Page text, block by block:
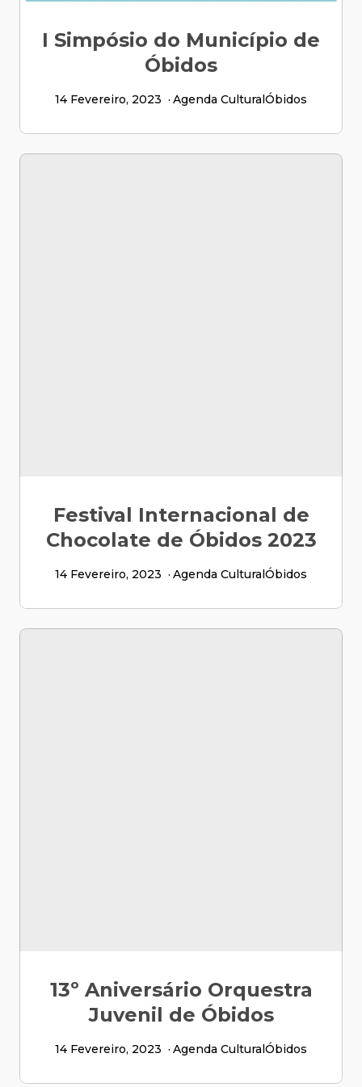
I Simpósio do Município de
Óbidos
14 Fevereiro, 2023 Agenda CulturalÓbidos
Festival Internacional de
Chocolate de Óbidos 2023
14 Fevereiro, 2023 Agenda CulturalÓbidos
13º Aniversário Orquestra
Juvenil de Óbidos
14 Fevereiro, 2023 Agenda CulturalÓbidos